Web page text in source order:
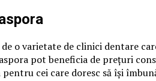
o varietate de clinici dentare
pot beneficia de prețuri
cei care doresc să își